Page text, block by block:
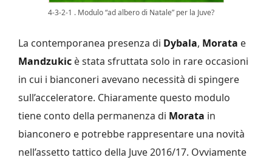
4-3-2-1 . Modulo “ad albero di Natale” per la Juve?
La contemporanea presenza di Dybala, Morata e
Mandzukic è stata sfruttata solo in rare occasioni
in cui i bianconeri avevano necessità di spingere
sull’acceleratore. Chiaramente questo modulo
tiene conto della permanenza di Morata in
bianconero e potrebbe rappresentare una novità
nell’assetto tattico della Juve 2016/17. Ovviamente